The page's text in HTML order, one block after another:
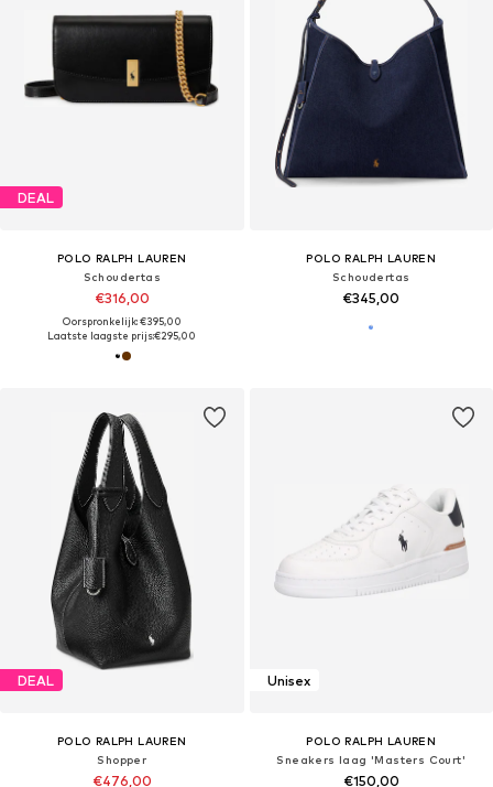
DEAL
POLO RALPH LAUREN
Schoudertas
€316,00
Oorspronkelijk: €395,00
Laatste laagste prijs:€295,00
POLO RALPH LAUREN
Schoudertas
€345,00
DEAL
POLO RALPH LAUREN
Shopper
€476,00
Unisex
POLO RALPH LAUREN
Sneakers laag 'Masters Court'
€150,00